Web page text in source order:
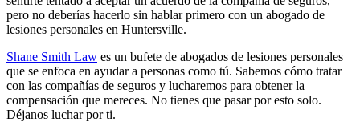
pero no deberías hacerlo sin hablar primero con un abogado de
lesiones personales en Huntersville.
Shane Smith Law es un bufete de abogados de lesiones personales
que se enfoca en ayudar a personas como tú. Sabemos cómo tratar
con las compañías de seguros y lucharemos para obtener la
compensación que mereces. No tienes que pasar por esto solo.
Déjanos luchar por ti.